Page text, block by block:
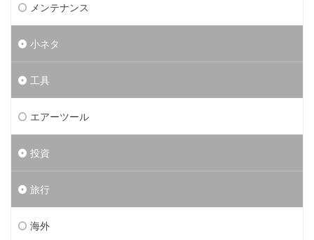
メンテナンス
小ネタ
工具
エアーツール
投資
旅行
海外